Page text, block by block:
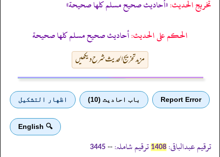
تخریج الحدیث:«أحاديث صحيح مسلم كلها صحيحة»
الحكم على الحديث:أحاديث صحيح مسلم كلها صحيحة
مزید تخریج الحدیث شرح دیکھیں
Report Error باب احادیث (10) اظهار التشكيل
🔍 English
ترقیم عبدالباقی: 1408 ترقیم شاملہ: --
3445